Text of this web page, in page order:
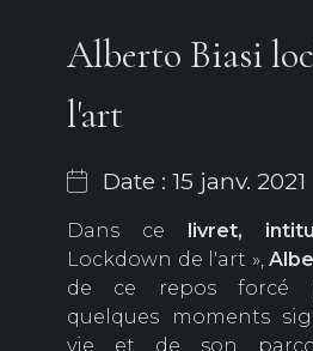
Alberto Biasi
l'art
Date : 15 janv. 2021
Dans ce livret,
Lockdown de l'art »,
de ce repos forcé
quelques moments
vie et de son